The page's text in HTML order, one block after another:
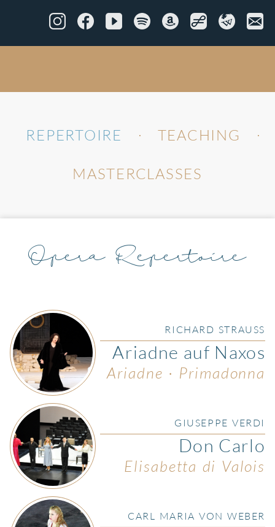
REPERTOIRE • TEACHING •
MASTERCLASSES
Opera Repertoire
RICHARD STRAUSS
Ariadne auf Naxos
Ariadne · Primadonna
GIUSEPPE VERDI
Don Carlo
Elisabetta di Valois
CARL MARIA VON WEBER